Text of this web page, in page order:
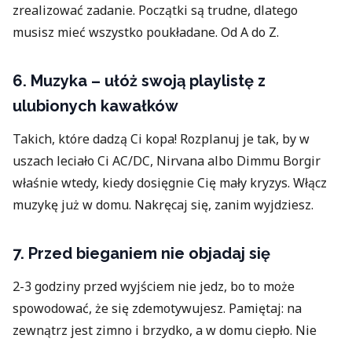
zrealizować zadanie. Początki są trudne, dlatego
musisz mieć wszystko poukładane. Od A do Z.
6. Muzyka – ułóż swoją playlistę z
ulubionych kawałków
Takich, które dadzą Ci kopa! Rozplanuj je tak, by w
uszach leciało Ci AC/DC, Nirvana albo Dimmu Borgir
właśnie wtedy, kiedy dosięgnie Cię mały kryzys. Włącz
muzykę już w domu. Nakręcaj się, zanim wyjdziesz.
7. Przed bieganiem nie objadaj się
2-3 godziny przed wyjściem nie jedz, bo to może
spowodować, że się zdemotywujesz. Pamiętaj: na
zewnątrz jest zimno i brzydko, a w domu ciepło. Nie